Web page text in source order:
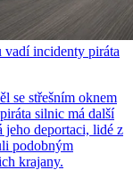
incidenty piráta
se střešním oknem
silnic má další
jeho deportaci, lidé z
podobným
krajany.